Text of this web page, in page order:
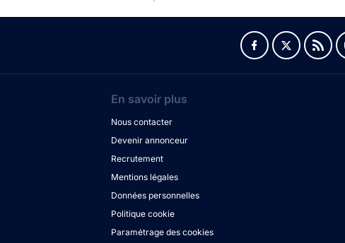
En savoir plus
Nous contacter
Devenir annonceur
Recrutement
Mentions légales
Données personnelles
Politique cookie
Paramétrage des cookies